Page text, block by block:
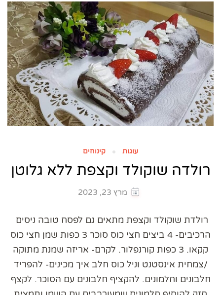
עוגות קינוחים
רולדה שוקולד וקצפת ללא גלוטן
מרץ 23, 2023
רולדת שוקולד וקצפת מתאים גם לפסח טובה ניסים
הרכיבים- 4 ביצים חצי כוס סוכר 3 כפות שמן חצי כוס
קקאו. 3 כפות קורנפלור. לקרם- אריזה שמנת מתוקה
/צמחית אינסטנט וניל כוס חלב איך מכינים- להפריד
חלבונים וחלמונים. להקציף חלבונים עם הסוכר. לקצף